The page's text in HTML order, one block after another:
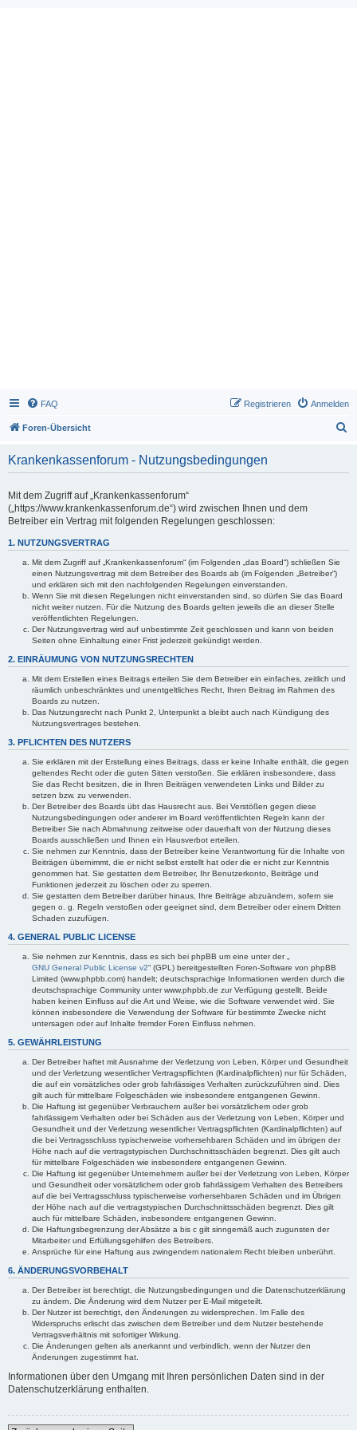
FAQ Anmelden
Registrieren
Foren-Übersicht
Krankenkassenforum - Nutzungsbedingungen
Mit dem Zugriff auf „Krankenkassenforum“
(„https://www.krankenkassenforum.de“) wird zwischen Ihnen und dem
Betreiber ein Vertrag mit folgenden Regelungen geschlossen:
1. NUTZUNGSVERTRAG
Mit dem Zugriff auf „Krankenkassenforum“ (im Folgenden „das Board“) schließen Sie
einen Nutzungsvertrag mit dem Betreiber des Boards ab (im Folgenden „Betreiber“)
und erklären sich mit den nachfolgenden Regelungen einverstanden.
Wenn Sie mit diesen Regelungen nicht einverstanden sind, so dürfen Sie das Board
nicht weiter nutzen. Für die Nutzung des Boards gelten jeweils die an dieser Stelle
veröffentlichten Regelungen.
Der Nutzungsvertrag wird auf unbestimmte Zeit geschlossen und kann von beiden
Seiten ohne Einhaltung einer Frist jederzeit gekündigt werden.
2. EINRÄUMUNG VON NUTZUNGSRECHTEN
Mit dem Erstellen eines Beitrags erteilen Sie dem Betreiber ein einfaches, zeitlich und
räumlich unbeschränktes und unentgeltliches Recht, Ihren Beitrag im Rahmen des
Boards zu nutzen.
Das Nutzungsrecht nach Punkt 2, Unterpunkt a bleibt auch nach Kündigung des
Nutzungsvertrages bestehen.
3. PFLICHTEN DES NUTZERS
Sie erklären mit der Erstellung eines Beitrags, dass er keine Inhalte enthält, die gegen
geltendes Recht oder die guten Sitten verstoßen. Sie erklären insbesondere, dass
Sie das Recht besitzen, die in Ihren Beiträgen verwendeten Links und Bilder zu
setzen bzw. zu verwenden.
Der Betreiber des Boards übt das Hausrecht aus. Bei Verstößen gegen diese
Nutzungsbedingungen oder anderer im Board veröffentlichten Regeln kann der
Betreiber Sie nach Abmahnung zeitweise oder dauerhaft von der Nutzung dieses
Boards ausschließen und Ihnen ein Hausverbot erteilen.
Sie nehmen zur Kenntnis, dass der Betreiber keine Verantwortung für die Inhalte von
Beiträgen übernimmt, die er nicht selbst erstellt hat oder die er nicht zur Kenntnis
genommen hat. Sie gestatten dem Betreiber, Ihr Benutzerkonto, Beiträge und
Funktionen jederzeit zu löschen oder zu sperren.
Sie gestatten dem Betreiber darüber hinaus, Ihre Beiträge abzuändern, sofern sie
gegen o. g. Regeln verstoßen oder geeignet sind, dem Betreiber oder einem Dritten
Schaden zuzufügen.
4. GENERAL PUBLIC LICENSE
Sie nehmen zur Kenntnis, dass es sich bei phpBB um eine unter der „
GNU General Public License v2“ (GPL) bereitgestellten Foren-Software von phpBB
Limited (www.phpbb.com) handelt; deutschsprachige Informationen werden durch die
deutschsprachige Community unter www.phpbb.de zur Verfügung gestellt. Beide
haben keinen Einfluss auf die Art und Weise, wie die Software verwendet wird. Sie
können insbesondere die Verwendung der Software für bestimmte Zwecke nicht
untersagen oder auf Inhalte fremder Foren Einfluss nehmen.
5. GEWÄHRLEISTUNG
Der Betreiber haftet mit Ausnahme der Verletzung von Leben, Körper und Gesundheit
und der Verletzung wesentlicher Vertragspflichten (Kardinalpflichten) nur für Schäden,
die auf ein vorsätzliches oder grob fahrlässiges Verhalten zurückzuführen sind. Dies
gilt auch für mittelbare Folgeschäden wie insbesondere entgangenen Gewinn.
Die Haftung ist gegenüber Verbrauchern außer bei vorsätzlichem oder grob
fahrlässigem Verhalten oder bei Schäden aus der Verletzung von Leben, Körper und
Gesundheit und der Verletzung wesentlicher Vertragspflichten (Kardinalpflichten) auf
die bei Vertragsschluss typischerweise vorhersehbaren Schäden und im übrigen der
Höhe nach auf die vertragstypischen Durchschnittsschäden begrenzt. Dies gilt auch
für mittelbare Folgeschäden wie insbesondere entgangenen Gewinn.
Die Haftung ist gegenüber Unternehmern außer bei der Verletzung von Leben, Körper
und Gesundheit oder vorsätzlichem oder grob fahrlässigem Verhalten des Betreibers
auf die bei Vertragsschluss typischerweise vorhersehbaren Schäden und im Übrigen
der Höhe nach auf die vertragstypischen Durchschnittsschäden begrenzt. Dies gilt
auch für mittelbare Schäden, insbesondere entgangenen Gewinn.
Die Haftungsbegrenzung der Absätze a bis c gilt sinngemäß auch zugunsten der
Mitarbeiter und Erfüllungsgehilfen des Betreibers.
Ansprüche für eine Haftung aus zwingendem nationalem Recht bleiben unberührt.
6. ÄNDERUNGSVORBEHALT
Der Betreiber ist berechtigt, die Nutzungsbedingungen und die Datenschutzerklärung
zu ändern. Die Änderung wird dem Nutzer per E-Mail mitgeteilt.
Der Nutzer ist berechtigt, den Änderungen zu widersprechen. Im Falle des
Widerspruchs erlischt das zwischen dem Betreiber und dem Nutzer bestehende
Vertragsverhältnis mit sofortiger Wirkung.
Die Änderungen gelten als anerkannt und verbindlich, wenn der Nutzer den
Änderungen zugestimmt hat.
Informationen über den Umgang mit Ihren persönlichen Daten sind in der
Datenschutzerklärung enthalten.